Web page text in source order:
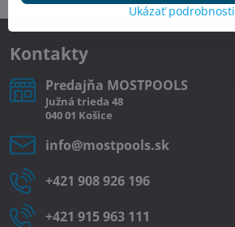
Kontakty
Predajňa MOSTPOOLS
Južná trieda 48
040 01 Košice
info​@mostpools​.sk
+421 908 926 196
+421 915 963 111
Ukázať podrobnosti